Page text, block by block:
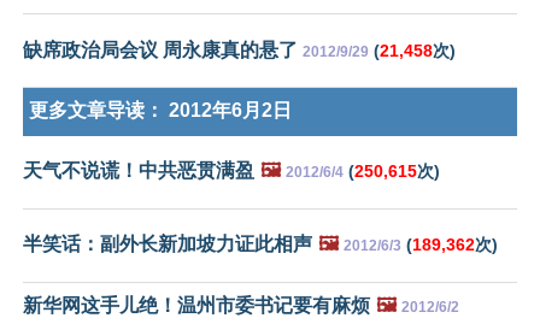
缺席政治局会议 周永康真的悬了 2012/9/29 (21,458次)
更多文章导读： 2012年6月2日
天气不说谎！中共恶贯满盈 🖼️ 2012/6/4 (250,615次)
半笑话：副外长新加坡力证此相声 🖼️ 2012/6/3 (189,362次)
新华网这手儿绝！温州市委书记要有麻烦 🖼️ 2012/6/2